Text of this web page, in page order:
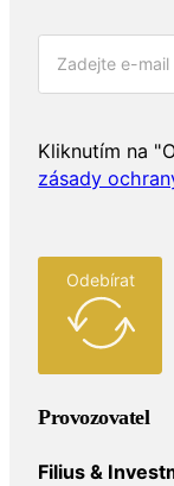
Kliknutím na
zásady
Odebírat
Provozovatel
Filius &